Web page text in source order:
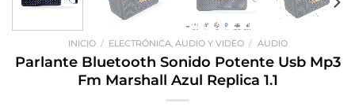
INICIO / ELECTRÓNICA, AUDIO Y VIDEO / AUDIO
Parlante Bluetooth Sonido Potente Usb Mp3
Fm Marshall Azul Replica 1.1